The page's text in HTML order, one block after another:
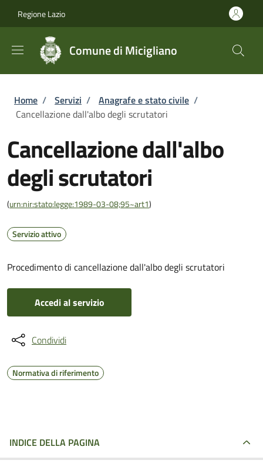
Regione Lazio
Comune di Micigliano
Briciole di pane
Home / Servizi / Anagrafe e stato civile /
Cancellazione dall'albo degli scrutatori
Cancellazione dall'albo
degli scrutatori
(urn:nir:stato:legge:1989-03-08;95~art1)
Servizio attivo
Procedimento di cancellazione dall'albo degli scrutatori
Accedi al servizio
Condividi
Normativa di riferimento
INDICE DELLA PAGINA